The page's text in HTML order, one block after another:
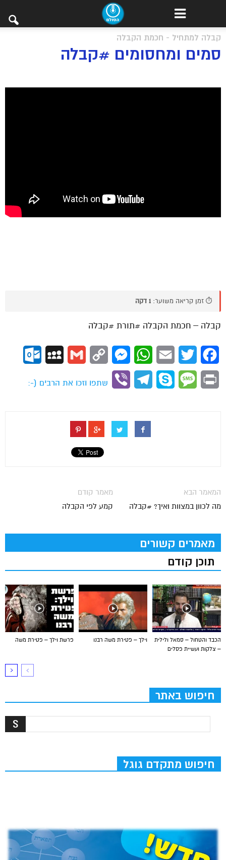
קבלה למתחיל - חכמת הקבלה
סמים ומחסומים #קבלה
⏱️ זמן קריאה משוער: 1 דקה
קבלה – חכמת הקבלה #תורת #קבלה
Facebook
Twitter
Email
WhatsApp
Messenger
Copy
Gmail
MySpace
Print
Message
Skype
Telegram
Viber
שתפו וזכו את הרבים (-:
מאמר קודם
קמע לפי הקבלה
המאמר הבא
מה לכוון במצוות ואיך? #קבלה
מאמרים קשורים
תוכן קודם
פרשת וילך – פטירת משה וילך – פטירת משה רבנו
הכבד והטחול – סמאל ולילית
– צלקות ועשיית פסלים
חיפוש באתר
חיפוש מתקדם גוגל